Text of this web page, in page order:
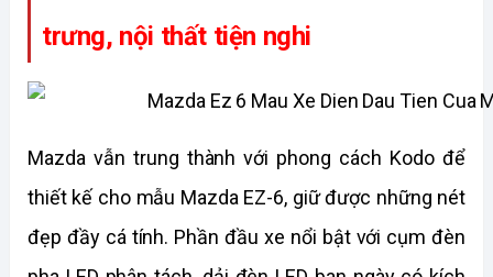
trưng, nội thất tiện nghi
Mazda vẫn trung thành với phong cách Kodo để
thiết kế cho mẫu Mazda EZ-6, giữ được những nét
đẹp đầy cá tính. Phần đầu xe nổi bật với cụm đèn